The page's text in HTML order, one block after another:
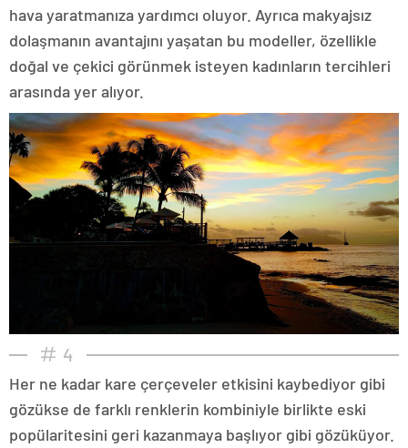
hava yaratmanıza yardımcı oluyor. Ayrıca makyajsız
dolaşmanın avantajını yaşatan bu modeller, özellikle
doğal ve çekici görünmek isteyen kadınların tercihleri
arasında yer alıyor.
4
Her ne kadar kare çerçeveler etkisini kaybediyor gibi
gözükse de farklı renklerin kombiniyle birlikte eski
popülaritesini geri kazanmaya başlıyor gibi gözüküyor.